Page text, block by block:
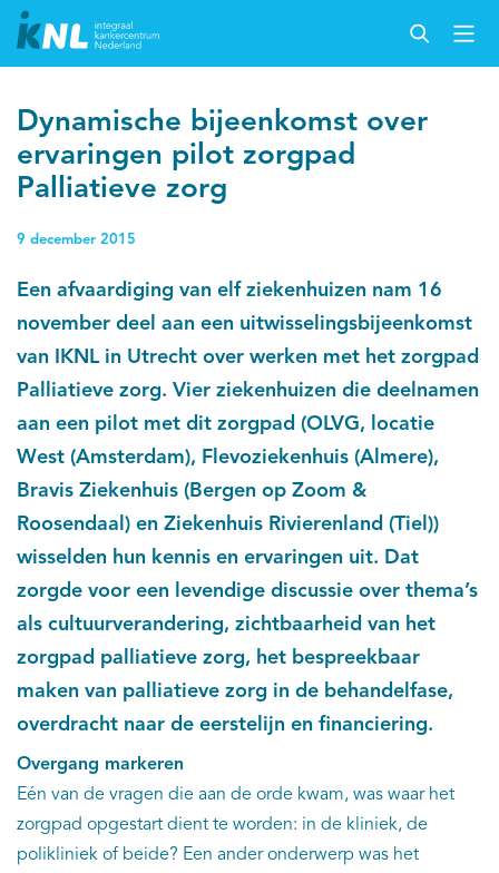
Dynamische bijeenkomst over
ervaringen pilot zorgpad
Palliatieve zorg
9 december 2015
Een afvaardiging van elf ziekenhuizen nam 16
november deel aan een uitwisselingsbijeenkomst
van IKNL in Utrecht over werken met het zorgpad
Palliatieve zorg. Vier ziekenhuizen die deelnamen
aan een pilot met dit zorgpad (OLVG, locatie
West (Amsterdam), Flevoziekenhuis (Almere),
Bravis Ziekenhuis (Bergen op Zoom &
Roosendaal) en Ziekenhuis Rivierenland (Tiel))
wisselden hun kennis en ervaringen uit. Dat
zorgde voor een levendige discussie over thema’s
als cultuurverandering, zichtbaarheid van het
zorgpad palliatieve zorg, het bespreekbaar
maken van palliatieve zorg in de behandelfase,
overdracht naar de eerstelijn en financiering.
Overgang markeren
Eén van de vragen die aan de orde kwam, was waar het
zorgpad opgestart dient te worden: in de kliniek, de
polikliniek of beide? Een ander onderwerp was het